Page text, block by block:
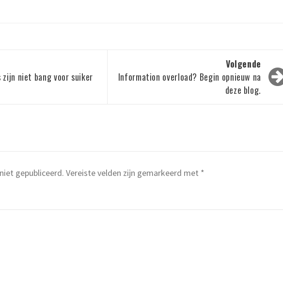
zijn niet bang voor suiker
Volgende
Information overload? Begin opnieuw na
deze blog.
gepubliceerd. Vereiste velden zijn gemarkeerd met *